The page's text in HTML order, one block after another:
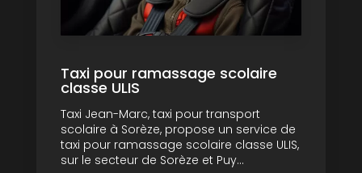
Taxi pour ramassage scolaire
classe ULIS
Taxi Jean-Marc, taxi pour transport
scolaire à Sorèze, propose un service de
taxi pour ramassage scolaire classe ULIS,
sur le secteur de Sorèze et Puy...